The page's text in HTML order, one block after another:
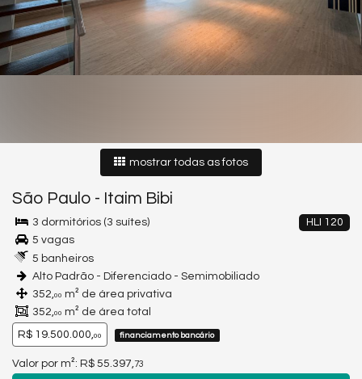
mostrar todas as fotos
São Paulo - Itaim Bibi
HLI 120
3 dormitórios (3 suítes)
5 vagas
5 banheiros
Alto Padrão - Diferenciado - Semimobiliado
352,00 m² de área privativa
352,00 m² de área total
R$ 19.500.000,00 financiamento bancário
Valor por m²: R$ 55.397, 73